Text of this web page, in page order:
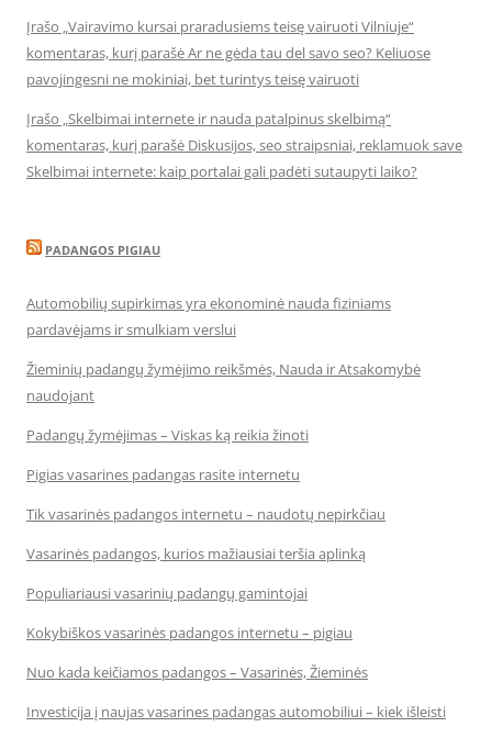
Įrašo „Vairavimo kursai praradusiems teisę vairuoti Vilniuje“
komentaras, kurį parašė Ar ne gėda tau del savo seo? Keliuose
pavojingesni ne mokiniai, bet turintys teisę vairuoti
Įrašo „Skelbimai internete ir nauda patalpinus skelbimą“
komentaras, kurį parašė Diskusijos, seo straipsniai, reklamuok save
Skelbimai internete: kaip portalai gali padėti sutaupyti laiko?
PADANGOS PIGIAU
Automobilių supirkimas yra ekonominė nauda fiziniams
pardavėjams ir smulkiam verslui
Žieminių padangų žymėjimo reikšmės, Nauda ir Atsakomybė
naudojant
Padangų žymėjimas – Viskas ką reikia žinoti
Pigias vasarines padangas rasite internetu
Tik vasarinės padangos internetu – naudotų nepirkčiau
Vasarinės padangos, kurios mažiausiai teršia aplinką
Populiariausi vasarinių padangų gamintojai
Kokybiškos vasarinės padangos internetu – pigiau
Nuo kada keičiamos padangos – Vasarinės, Žieminės
Investicija į naujas vasarines padangas automobiliui – kiek išleisti